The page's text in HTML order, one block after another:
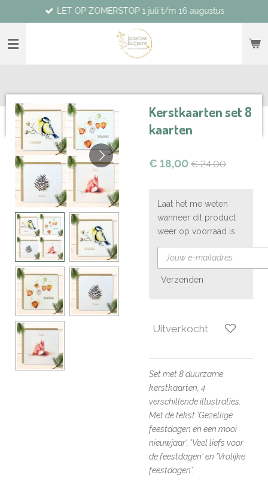
direct
naar
hoofdinhoud
LET OP ZOMERSTOP 1 juli t/m 16 augustus
Kerstkaarten set 8
kaarten
€ 18,00 € 24,00
Laat het me weten
wanneer dit product
weer op voorraad is.
Verzenden
Uitverkocht
Set met 8 duurzame
kerstkaarten, 4
verschillende illustraties.
Met de tekst 'Gezellige
feestdagen en een mooi
nieuwjaar', 'Veel liefs voor
de feestdagen' en 'Vrolijke
feestdagen'.